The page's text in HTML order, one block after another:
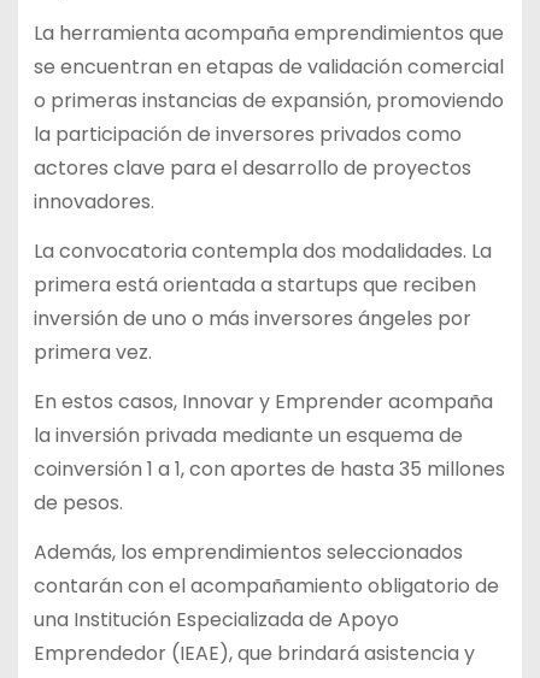
La herramienta acompaña emprendimientos que
se encuentran en etapas de validación comercial
o primeras instancias de expansión, promoviendo
la participación de inversores privados como
actores clave para el desarrollo de proyectos
innovadores.
La convocatoria contempla dos modalidades. La
primera está orientada a startups que reciben
inversión de uno o más inversores ángeles por
primera vez.
En estos casos, Innovar y Emprender acompaña
la inversión privada mediante un esquema de
coinversión 1 a 1, con aportes de hasta 35 millones
de pesos.
Además, los emprendimientos seleccionados
contarán con el acompañamiento obligatorio de
una Institución Especializada de Apoyo
Emprendedor (IEAE), que brindará asistencia y